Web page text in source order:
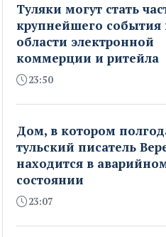
Туляки могут стать
крупнейшего события
области электронной
коммерции и ритейла
23:50
Дом, в котором
тульский писатель
находится в
состоянии
23:07